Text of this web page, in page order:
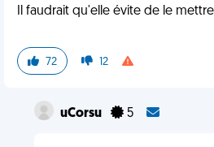
Il faudrait qu'elle évite de le
72 12
uCorsu 5